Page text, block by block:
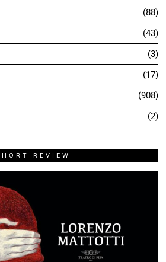
88
43
3
17
908
2
REVIEW